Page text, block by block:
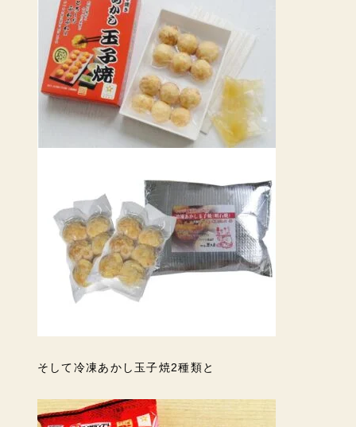
そして冷凍あかし玉子焼2種類と